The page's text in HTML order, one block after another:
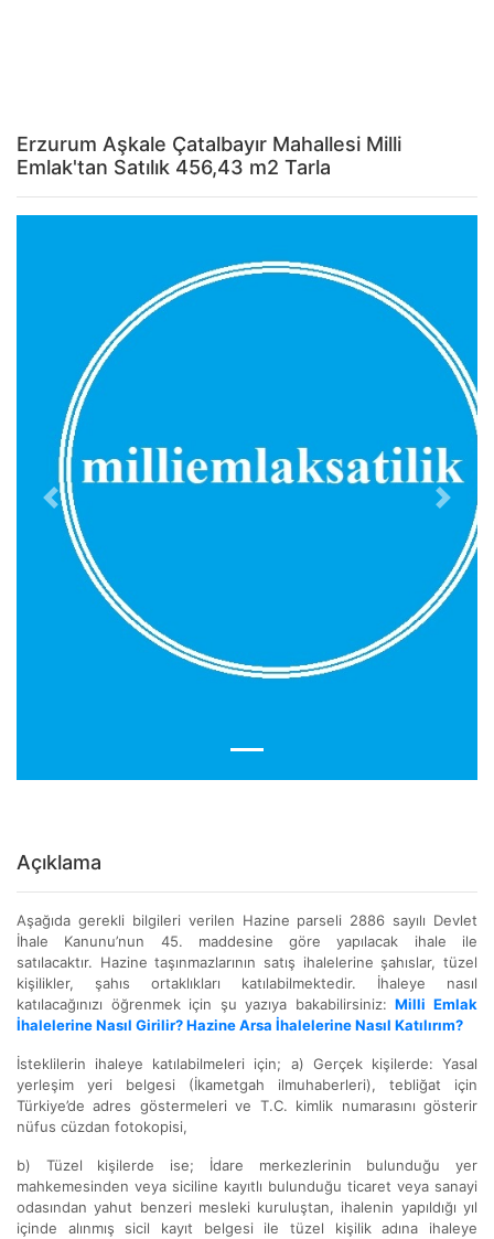
Erzurum Aşkale Çatalbayır Mahallesi Milli
Emlak'tan Satılık 456,43 m2 Tarla
Previous Next
Açıklama
Aşağıda gerekli bilgileri verilen Hazine parseli 2886 sayılı Devlet
İhale Kanunu’nun 45. maddesine göre yapılacak ihale ile
satılacaktır. Hazine taşınmazlarının satış ihalelerine şahıslar, tüzel
kişilikler, şahıs ortaklıkları katılabilmektedir. İhaleye nasıl
katılacağınızı öğrenmek için şu yazıya bakabilirsiniz:Milli Emlak
İhalelerine Nasıl Girilir? Hazine Arsa İhalelerine Nasıl Katılırım?
İsteklilerin ihaleye katılabilmeleri için; a) Gerçek kişilerde: Yasal
yerleşim yeri belgesi (İkametgah ilmuhaberleri), tebliğat için
Türkiye’de adres göstermeleri ve T.C. kimlik numarasını gösterir
nüfus cüzdan fotokopisi,
b) Tüzel kişilerde ise; İdare merkezlerinin bulunduğu yer
mahkemesinden veya siciline kayıtlı bulunduğu ticaret veya sanayi
odasından yahut benzeri mesleki kuruluştan, ihalenin yapıldığı yıl
içinde alınmış sicil kayıt belgesi ile tüzel kişilik adına ihaleye